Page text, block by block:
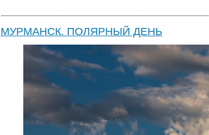
МУРМАНСК. ПОЛЯРНЫЙ ДЕНЬ